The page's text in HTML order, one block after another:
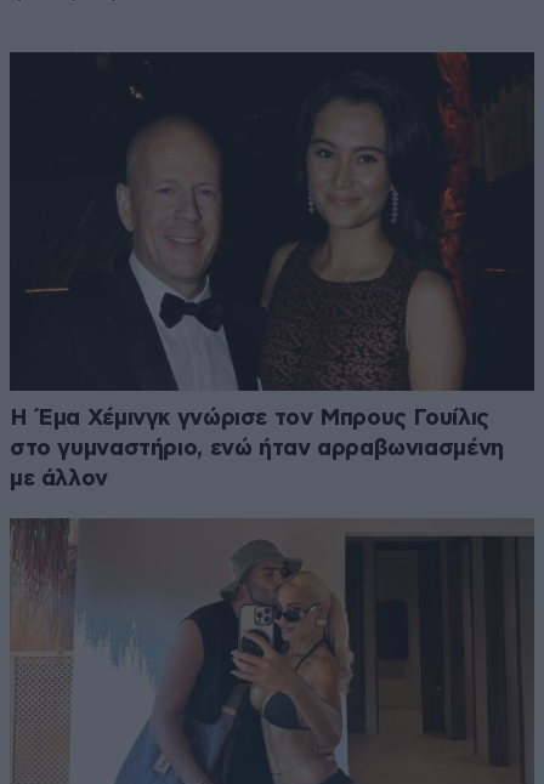
Η Έμα Χέμινγκ γνώρισε τον Μπρους Γουίλις
στο γυμναστήριο, ενώ ήταν αρραβωνιασμένη
με άλλον